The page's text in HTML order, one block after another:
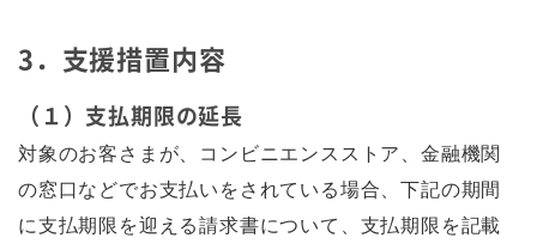
3．支援措置内容
（１）支払期限の延長
対象のお客さまが、コンビニエンスストア、金融機関
の窓口などでお支払いをされている場合、下記の期間
に支払期限を迎える請求書について、支払期限を記載